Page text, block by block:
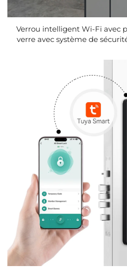
Verrou intelligent Wi-Fi avec
verre avec système de